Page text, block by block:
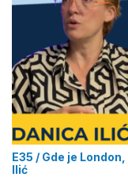
E35 / Gde je
Ilić